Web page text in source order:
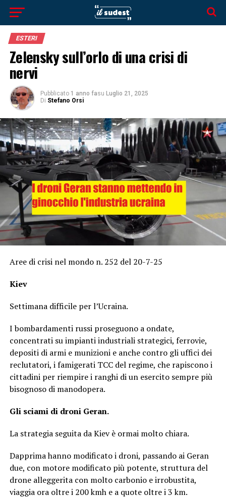
ESTERI
Zelensky sull’orlo di una crisi di
nervi
Pubblicato 1 anno fasu Luglio 21, 2025
Di Stefano Orsi
Aree di crisi nel mondo n. 252 del 20-7-25
Kiev
Settimana difficile per l’Ucraina.
I bombardamenti russi proseguono a ondate,
concentrati su impianti industriali strategici, ferrovie,
depositi di armi e munizioni e anche contro gli uffici dei
reclutatori, i famigerati TCC del regime, che rapiscono i
cittadini per riempire i ranghi di un esercito sempre più
bisognoso di manodopera.
Gli sciami di droni Geran.
La strategia seguita da Kiev è ormai molto chiara.
Dapprima hanno modificato i droni, passando ai Geran
due, con motore modificato più potente, struttura del
drone alleggerita con molto carbonio e irrobustita,
viaggia ora oltre i 200 kmh e a quote oltre i 3 km.